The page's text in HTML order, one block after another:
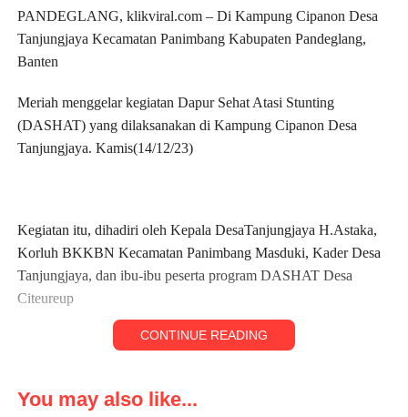
PANDEGLANG, klikviral.com – Di Kampung Cipanon Desa
Tanjungjaya Kecamatan Panimbang Kabupaten Pandeglang,
Banten
Meriah menggelar kegiatan Dapur Sehat Atasi Stunting
(DASHAT) yang dilaksanakan di Kampung Cipanon Desa
Tanjungjaya. Kamis(14/12/23)
Kegiatan itu, dihadiri oleh Kepala DesaTanjungjaya H.Astaka,
Korluh BKKBN Kecamatan Panimbang Masduki, Kader Desa
Tanjungjaya, dan ibu-ibu peserta program DASHAT Desa
Citeureup
H.Astaka mengapresiasi semua pihak yang telah telah berperan
CONTINUE READING
You may also like...